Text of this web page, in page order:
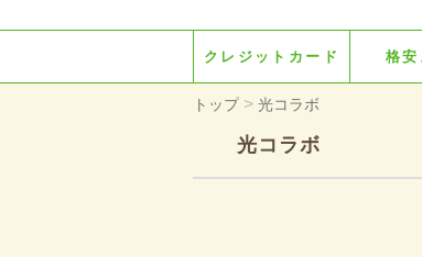
クレジットカード 格安
トップ > 光コラボ
光コラボ